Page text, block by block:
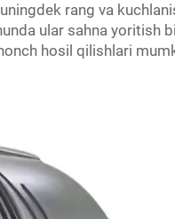
rang va
ular sahna yoritish
hosil qilishlari